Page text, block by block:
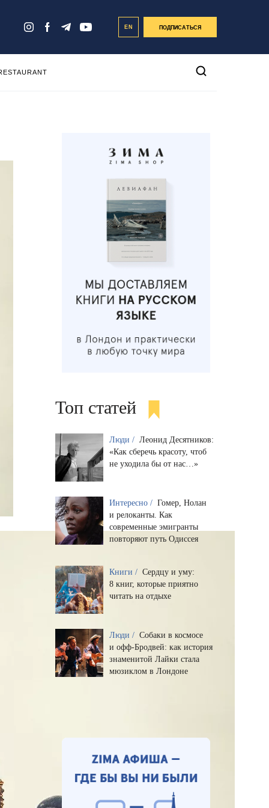
EN ПОДПИСАТЬСЯ
Топ статей
Люди / Леонид Десятников:
«Как сберечь красоту, чтоб
не уходила бы от нас…»
Интересно / Гомер, Нолан
и релоканты. Как
современные эмигранты
повторяют путь Одиссея
Книги / Сердцу и уму:
8 книг, которые приятно
читать на отдыхе
Люди / Собаки в космосе
и офф-Бродвей: как история
знаменитой Лайки стала
мюзиклом в Лондоне